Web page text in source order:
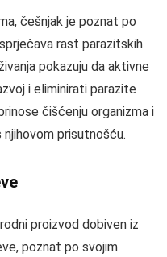
češnjak je poznat po
rast parazitskih
pokazuju da aktivne
i eliminirati parazite
čišćenju organizma i
prisutnošću.
proizvod dobiven iz
poznat po svojim